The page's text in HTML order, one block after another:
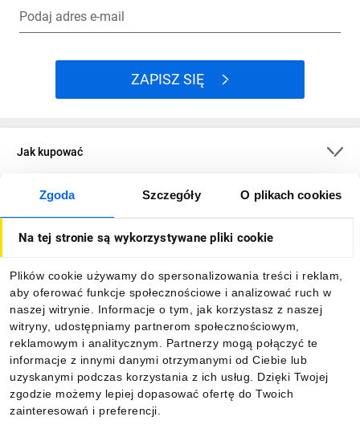
Zgoda Szczegóły O plikach cookies
Na tej stronie są wykorzystywane pliki cookie
Plików cookie używamy do spersonalizowania treści i reklam,
aby oferować funkcje społecznościowe i analizować ruch w
naszej witrynie. Informacje o tym, jak korzystasz z naszej
witryny, udostępniamy partnerom społecznościowym,
reklamowym i analitycznym. Partnerzy mogą połączyć te
informacje z innymi danymi otrzymanymi od Ciebie lub
uzyskanymi podczas korzystania z ich usług. Dzięki Twojej
zgodzie możemy lepiej dopasować ofertę do Twoich
zainteresowań i preferencji.
Podaj adres e-mail
ZAPISZ SIĘ
Jak kupować
O firmie
Informacje
Pobierz naszą aplikację mobilną: